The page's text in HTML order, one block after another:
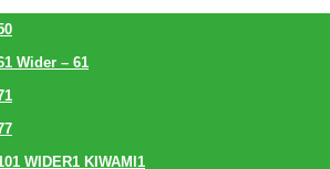
Wider – 61
WIDER1 KIWAMI1